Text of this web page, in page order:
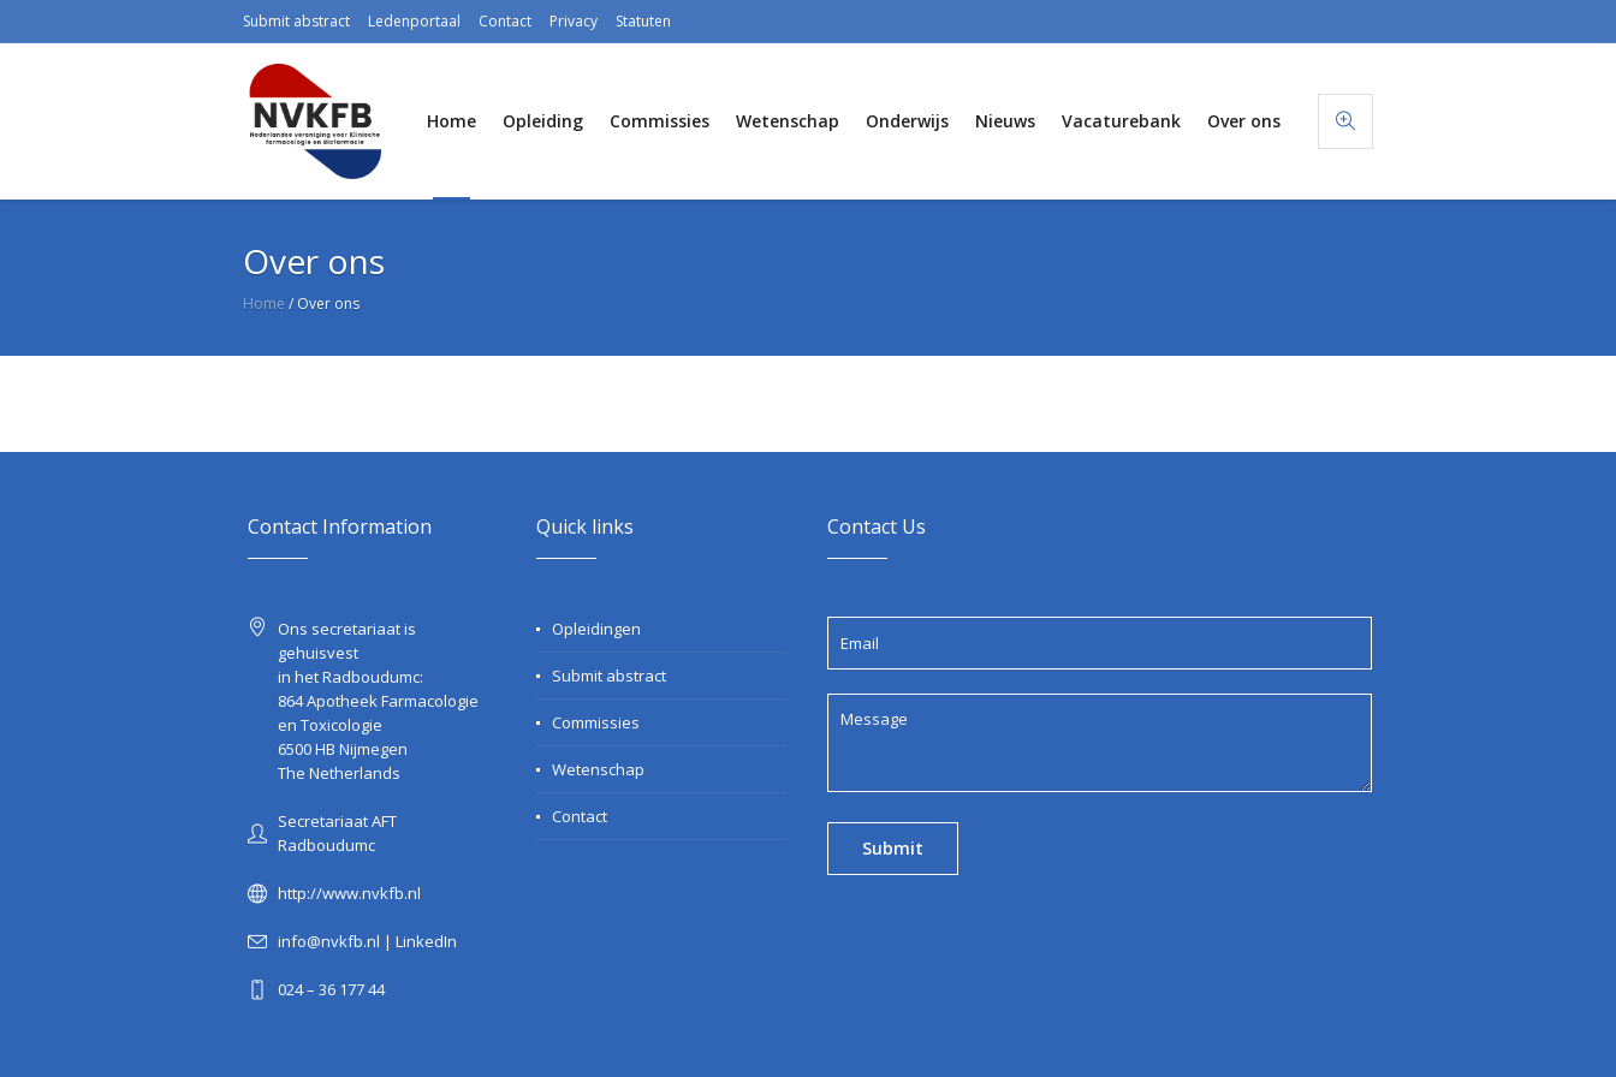
Submit abstract Ledenportaal Contact Privacy Statuten
Home Opleiding Commissies Wetenschap Onderwijs Nieuws Vacaturebank Over ons
Over ons
Home / Over ons
Contact Information
Ons secretariaat is
gehuisvest
in het Radboudumc:
864 Apotheek Farmacologie
en Toxicologie
6500 HB Nijmegen
The Netherlands
Secretariaat AFT
Radboudumc
http://www.nvkfb.nl
info@nvkfb.nl |LinkedIn
024 – 36 177 44
Quick links
Opleidingen
Submit abstract
Commissies
Wetenschap
Contact
Contact Us